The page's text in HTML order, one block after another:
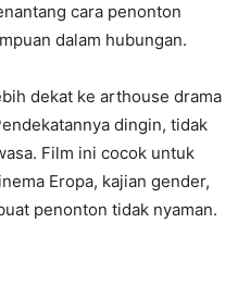
cara penonton
dalam hubungan.
dekat ke arthouse drama
dingin, tidak
Film ini cocok untuk
Eropa, kajian gender,
penonton tidak nyaman.